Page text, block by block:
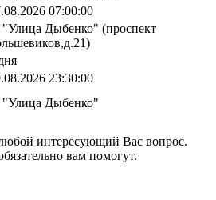
07:00:00
Дыбенко" (проспект
23:30:00
Дыбенко"
интересующий Вас вопрос.
вам помогут.